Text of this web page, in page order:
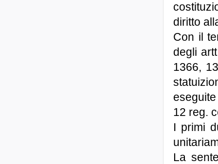
diritto
Con il
degli
1366,
12 reg.
I primi
La